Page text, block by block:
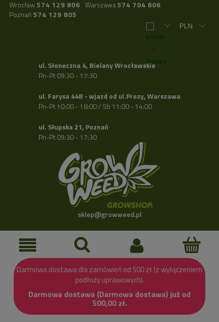
Wrocław 574 129 806 Warszawa574 704 806
Poznań 574 129 805
ul. Słoneczna 4, Bielany Wrocławskie
Pn-Pt 09:30 - 17:30
ul. Farysa 44B - wjazd od ul.Prozy, Warszawa
Pn-Pt 10:00 - 18:00 / Sb 11:00 - 14:00
ul. Słupska 21, Poznań
Pn-Pt 09:30 - 17:30
sklep@growweed.pl
Darmowa dostawa dla zamówień od 500 zł (z wyłączeniem
podłoży uprawowych).
Darmowa dostawa (Darmowa dostawa) już od
500,00 zł.